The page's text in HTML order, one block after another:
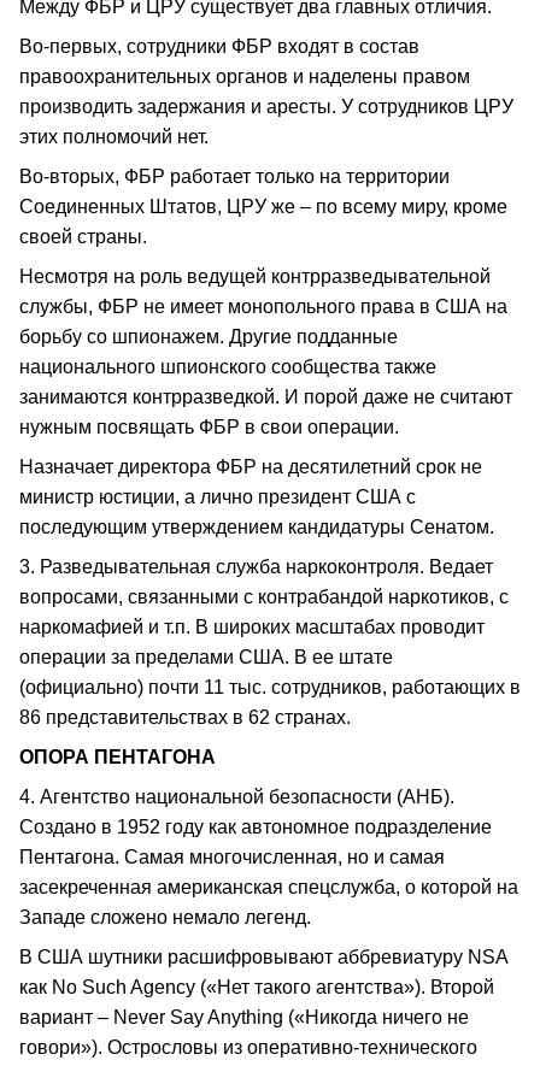
Между ФБР и ЦРУ существует два главных отличия.
Во-первых, сотрудники ФБР входят в состав
правоохранительных органов и наделены правом
производить задержания и аресты. У сотрудников ЦРУ
этих полномочий нет.
Во-вторых, ФБР работает только на территории
Соединенных Штатов, ЦРУ же – по всему миру, кроме
своей страны.
Несмотря на роль ведущей контрразведывательной
службы, ФБР не имеет монопольного права в США на
борьбу со шпионажем. Другие подданные
национального шпионского сообщества также
занимаются контрразведкой. И порой даже не считают
нужным посвящать ФБР в свои операции.
Назначает директора ФБР на десятилетний срок не
министр юстиции, а лично президент США с
последующим утверждением кандидатуры Сенатом.
3. Разведывательная служба наркоконтроля. Ведает
вопросами, связанными с контрабандой наркотиков, с
наркомафией и т.п. В широких масштабах проводит
операции за пределами США. В ее штате
(официально) почти 11 тыс. сотрудников, работающих в
86 представительствах в 62 странах.
ОПОРА ПЕНТАГОНА
4. Агентство национальной безопасности (АНБ).
Создано в 1952 году как автономное подразделение
Пентагона. Самая многочисленная, но и самая
засекреченная американская спецслужба, о которой на
Западе сложено немало легенд.
В США шутники расшифровывают аббревиатуру NSA
как No Such Agency («Нет такого агентства»). Второй
вариант – Never Say Anything («Никогда ничего не
говори»). Острословы из оперативно-технического